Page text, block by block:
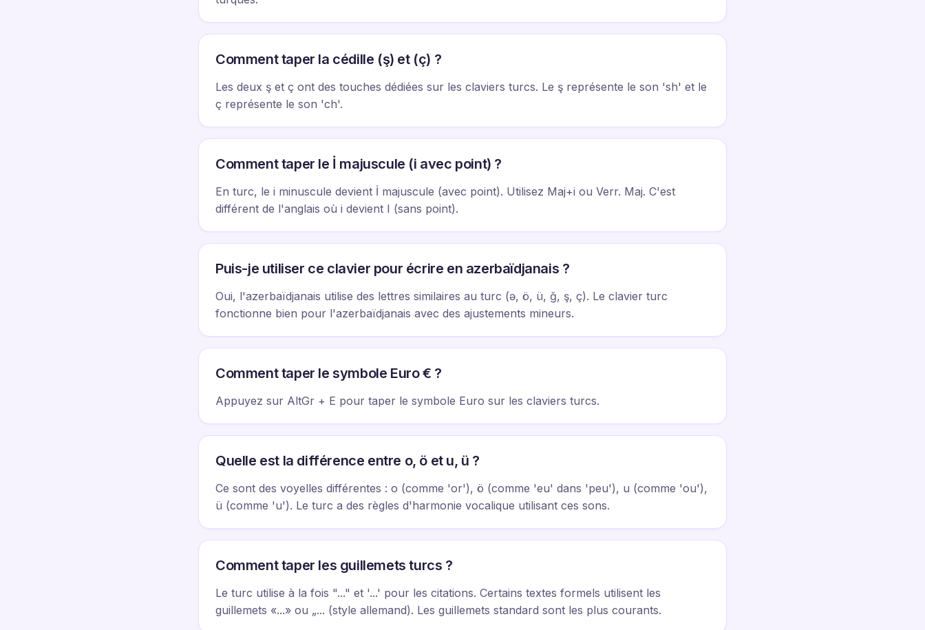
Comment taper la cédille (ş) et (ç) ?
Les deux ş et ç ont des touches dédiées sur les claviers turcs. Le ş représente le son 'sh' et le
ç représente le son 'ch'.
Comment taper le İ majuscule (i avec point) ?
En turc, le i minuscule devient İ majuscule (avec point). Utilisez Maj+i ou Verr. Maj. C'est
différent de l'anglais où i devient I (sans point).
Puis-je utiliser ce clavier pour écrire en azerbaïdjanais ?
Oui, l'azerbaïdjanais utilise des lettres similaires au turc (ə, ö, ü, ğ, ş, ç). Le clavier turc
fonctionne bien pour l'azerbaïdjanais avec des ajustements mineurs.
Comment taper le symbole Euro € ?
Appuyez sur AltGr + E pour taper le symbole Euro sur les claviers turcs.
Quelle est la différence entre o, ö et u, ü ?
Ce sont des voyelles différentes : o (comme 'or'), ö (comme 'eu' dans 'peu'), u (comme 'ou'),
ü (comme 'u'). Le turc a des règles d'harmonie vocalique utilisant ces sons.
Comment taper les guillemets turcs ?
Le turc utilise à la fois "..." et '...' pour les citations. Certains textes formels utilisent les
guillemets «...» ou „... (style allemand). Les guillemets standard sont les plus courants.